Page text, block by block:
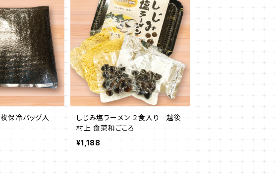
保冷バッグ入
しじみ塩ラーメン ２食入り 越後
村上 食菜和ごころ
¥1,188